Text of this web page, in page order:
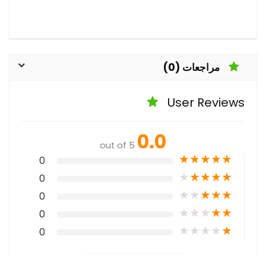
مراجعات (0)
User Reviews
0.0
out of 5
★
★
★
★
★
0
★
★
★
★
★
0
★
★
★
★
★
0
★
★
★
★
★
0
★
★
★
★
★
0